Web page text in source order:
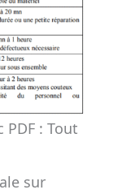
PDF : Tout
sur